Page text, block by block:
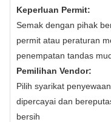
Keperluan Permit:
Semak dengan pihak
permit atau peraturan
penempatan tandas
Pemilihan Vendor:
Pilih syarikat
dipercayai dan
bersih